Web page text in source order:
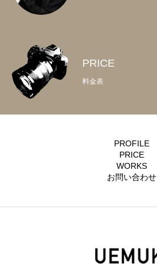
PRICE
料金表
PROFILE
PRICE
WORKS
お問い合わせ